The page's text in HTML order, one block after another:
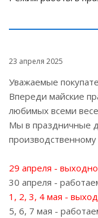
23 апреля 2025
Уважаемые
Впереди майские
любимых всеми
Мы в праздничные
29 апреля -
30 апреля -
1, 2, 3, 4 мая -
5, 6, 7 мая -